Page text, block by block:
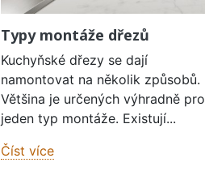
Typy montáže dřezů
Kuchyňské dřezy se dají
namontovat na několik způsobů.
Většina je určených výhradně pro
jeden typ montáže. Existují...
Číst více